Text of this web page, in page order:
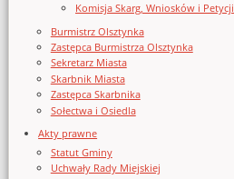
Komisja Skarg, Wniosków i Petycji
Burmistrz Olsztynka
Zastępca Burmistrza Olsztynka
Sekretarz Miasta
Skarbnik Miasta
Zastępca Skarbnika
Sołectwa i Osiedla
Akty prawne
Statut Gminy
Uchwały Rady Miejskiej